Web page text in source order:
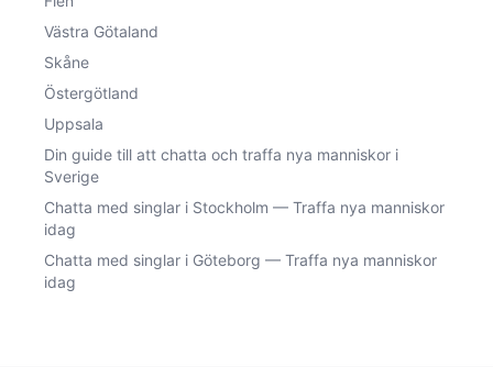
Västra Götaland
Skåne
Östergötland
Uppsala
Din guide till att chatta och traffa nya manniskor i
Sverige
Chatta med singlar i Stockholm — Traffa nya manniskor
idag
Chatta med singlar i Göteborg — Traffa nya manniskor
idag